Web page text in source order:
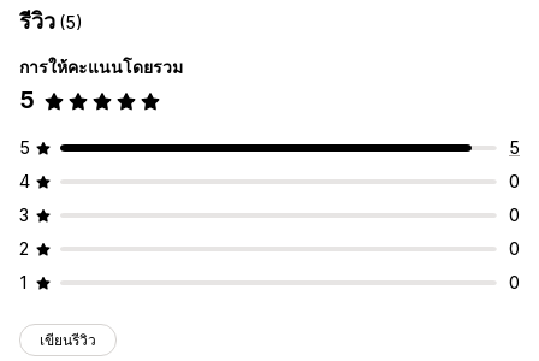
รีวิว (5)
การให้คะแนนโดยรวม
5
5
5
4
0
3
0
2
0
1
0
เขียนรีวิว